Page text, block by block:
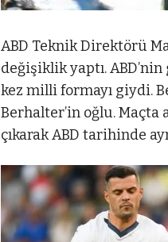
ABD Teknik Direktörü
değişiklik yaptı.
kez milli formayı giydi.
Berhalter’in oğlu. Maçta
çıkarak ABD tarihinde